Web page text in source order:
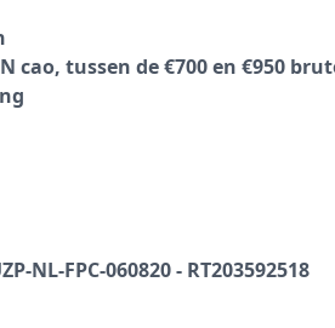
cao, tussen de €700 en €950
NL-FPC-060820 - RT203592518